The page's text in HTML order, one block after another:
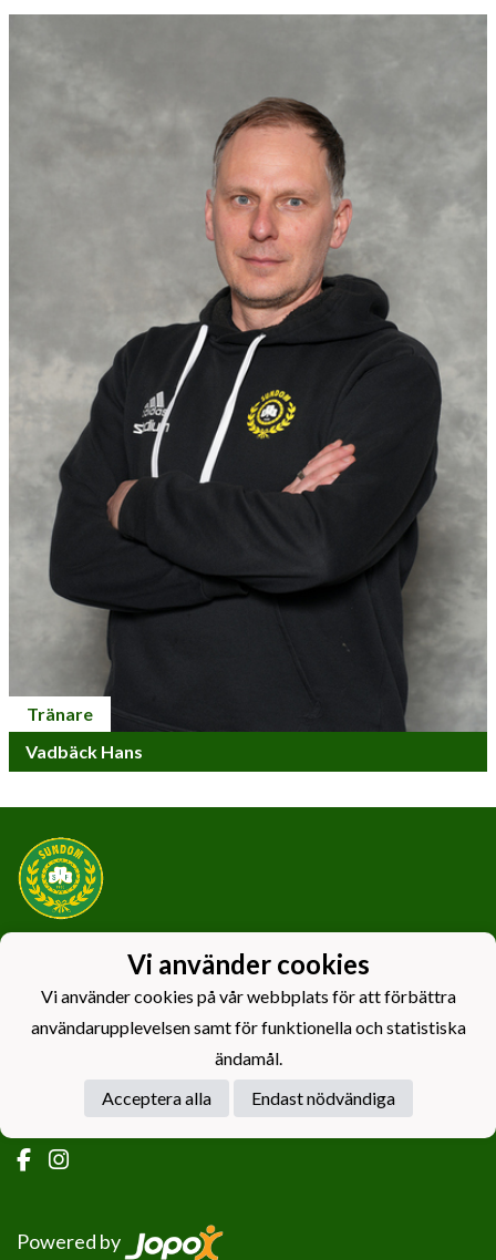
Tränare
Vadbäck Hans
Dataskyddsbeskrivning
Sundom Idrottsförening r.f.
c/o Tomas West
Långängstået 49, 65410 Sundom
Powered by
Vi använder cookies
Vi använder cookies på vår webbplats för att förbättra
användarupplevelsen samt för funktionella och statistiska
ändamål.
Acceptera alla
Endast nödvändiga